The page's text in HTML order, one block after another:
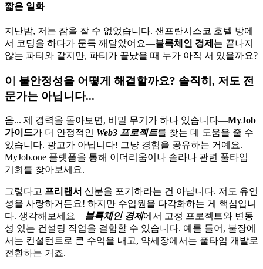
짧은 일화
지난밤, 저는 잠을 잘 수 없었습니다. 샌프란시스코 호텔 방에
서 코딩을 하다가 문득 깨달았어요—블록체인 경제 는 끝나지
않는 파티와 같지만, 파티가 끝났을 때 누가 아직 서 있을까요?
이 불안정성을 어떻게 해결할까요? 솔직히, 저도 전
문가는 아닙니다...
음... 제 경력을 돌아보면, 비밀 무기가 하나 있습니다—MyJob
가이드가 더 안정적인 Web3 프로젝트를 찾는 데 도움을 줄 수
있습니다. 광고가 아닙니다! 그냥 경험을 공유하는 거예요.
MyJob.one 플랫폼을 통해 이더리움이나 솔라나 관련 풀타임
기회를 찾아보세요.
그렇다고 프리랜서 신분을 포기하라는 건 아닙니다. 저도 유연
성을 사랑하거든요! 하지만 수입원을 다각화하는 게 핵심입니
다. 생각해보세요—블록체인 경제에서 고정 프로젝트와 변동
성 있는 컨설팅 작업을 결합할 수 있습니다. 예를 들어, 불장에
서는 컨설턴트로 큰 수익을 내고, 약세장에서는 풀타임 개발로
전환하는 거죠.